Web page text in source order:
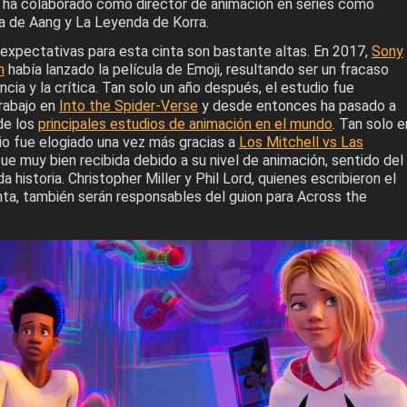
colaborado como director de animación en series como
de Aang y La Leyenda de Korra.
para esta cinta son bastante altas. En 2017, Sony
había lanzado la película de Emoji, resultando ser un fracaso
y la crítica. Tan solo un año después, el estudio fue
en Into the Spider-Verse y desde entonces ha pasado a
los principales estudios de animación en el mundo. Tan solo
fue elogiado una vez más gracias a Los Mitchell vs Las
muy bien recibida debido a su nivel de animación, sentido del
historia. Christopher Miller y Phil Lord, quienes escribieron el
también serán responsables del guion para Across the